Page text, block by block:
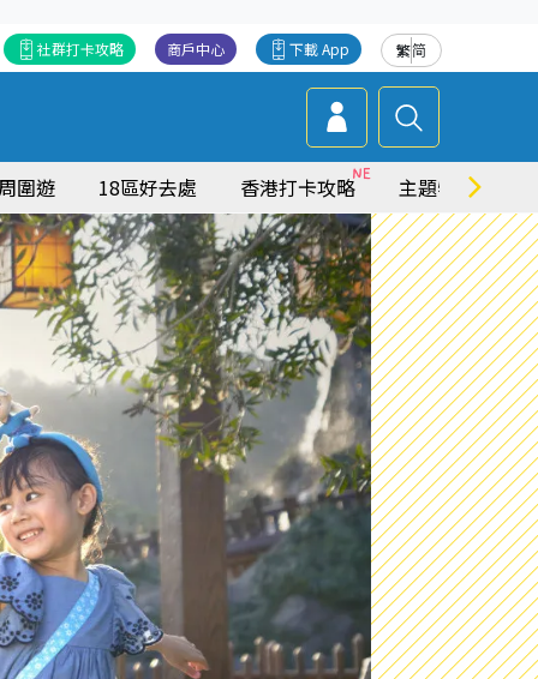
繁简
下載 App
商戶中心
社群打卡攻略
圍遊 18區好去處 香港打卡攻略 主題特集